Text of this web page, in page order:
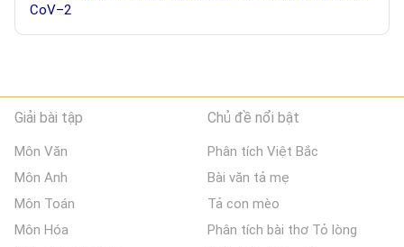
CoV–2
Giải bài tập
Môn Văn
Môn Anh
Môn Toán
Môn Hóa
Chủ đề nổi bật
Phân tích Việt Bắc
Bài văn tả mẹ
Tả con mèo
Phân tích bài thơ Tỏ lòng